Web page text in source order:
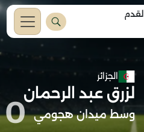
الجزائر
لزرق عبد الرحمان
وسط ميدان هجومي 0